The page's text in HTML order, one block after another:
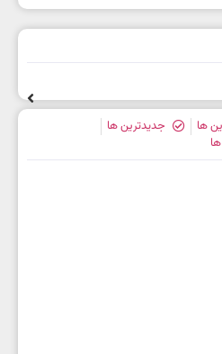
ها
جدیدترین ها